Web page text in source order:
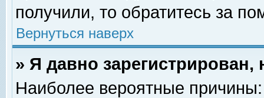
получили, то обратитесь за
Вернуться наверх
» Я давно
Наиболее вероятные